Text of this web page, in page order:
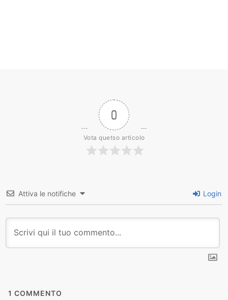
0
Vota quetso articolo
Attiva le notifiche Login
1 COMMENTO